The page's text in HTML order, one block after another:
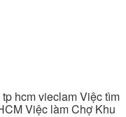
hcm vieclam Việc tìm
Việc làm Chợ Khu